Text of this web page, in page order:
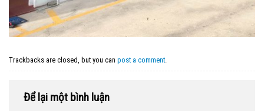
Trackbacks are closed, but you can post a comment.
Để lại một bình luận